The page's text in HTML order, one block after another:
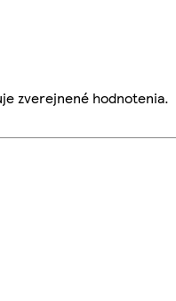
zverejnené hodnotenia.